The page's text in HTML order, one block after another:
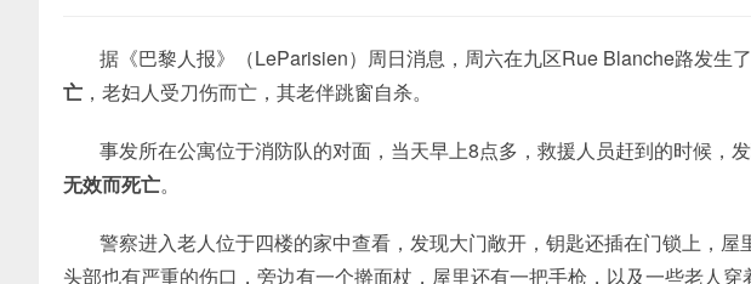
据《巴黎人报》（LeParisien）周日消息，周六在九区Rue Blanche路发生
亡 ，老妇人受刀伤而亡，其老伴跳窗自杀。
事发所在公寓位于消防队的对面，当天早上8点多，救援人员赶到的时候，
无效而死亡。
警察进入老人位于四楼的家中查看，发现大门敞开，钥匙还插在门锁上，
头部也有严重的伤口，旁边有一个擀面杖，屋里还有一把手枪，以及一些老人穿